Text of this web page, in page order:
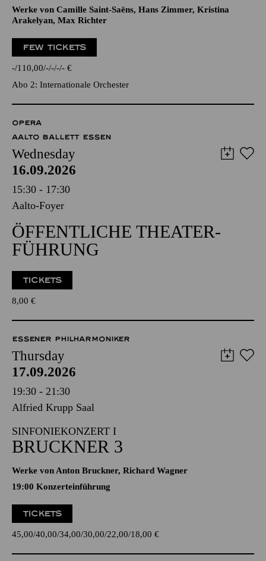
Werke von Camille Saint-Saëns, Hans Zimmer, Kristina
Arakelyan, Max Richter
FEW TICKETS
- 110,00 - - - - €
Abo 2: Internationale Orchester
OPERA
AALTO BALLETT ESSEN
Wednesday
16.09.2026
15:30 - 17:30
Aalto-Foyer
ÖFFENTLICHE THEATER­
FÜHRUNG
TICKETS
8,00 €
ESSENER PHILHARMONIKER
Thursday
17.09.2026
19:30 - 21:30
Alfried Krupp Saal
SINFONIEKONZERT I
BRUCKNER 3
Werke von Anton Bruckner, Richard Wagner
19:00 Konzerteinführung
TICKETS
45,00 40,00 34,00 30,00 22,00 18,00 €